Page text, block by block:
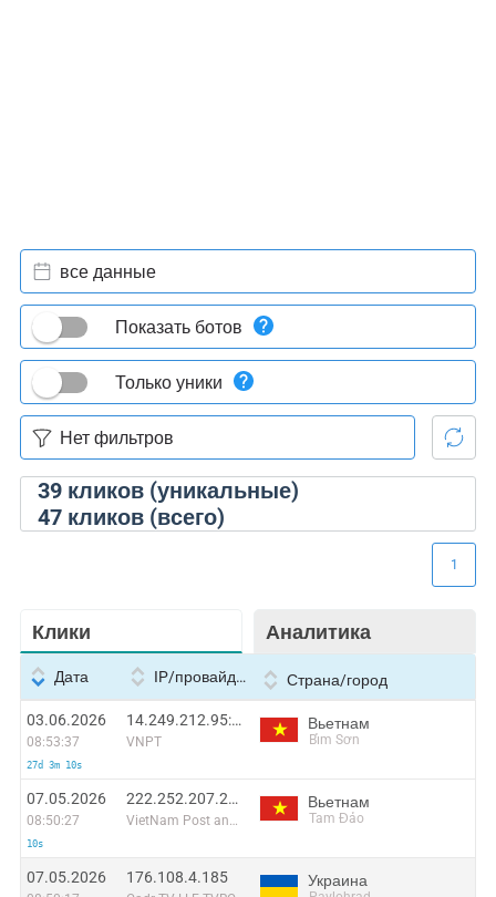
39кликов (уникальные)
47кликов (всего)
все данные
Показать ботов
Только уники
Клики Аналитика
1
Дата IP/провайдер Страна/город
03.06.2026
08:53:37
27d 3m 10s
14.249.212.95:47005
VNPT
Вьетнам
Bỉm Sơn
07.05.2026
08:50:27
10s
222.252.207.243
VietNam Post and Telecom Corporation
Вьетнам
Tam Đảo
07.05.2026 176.108.4.185 Украина